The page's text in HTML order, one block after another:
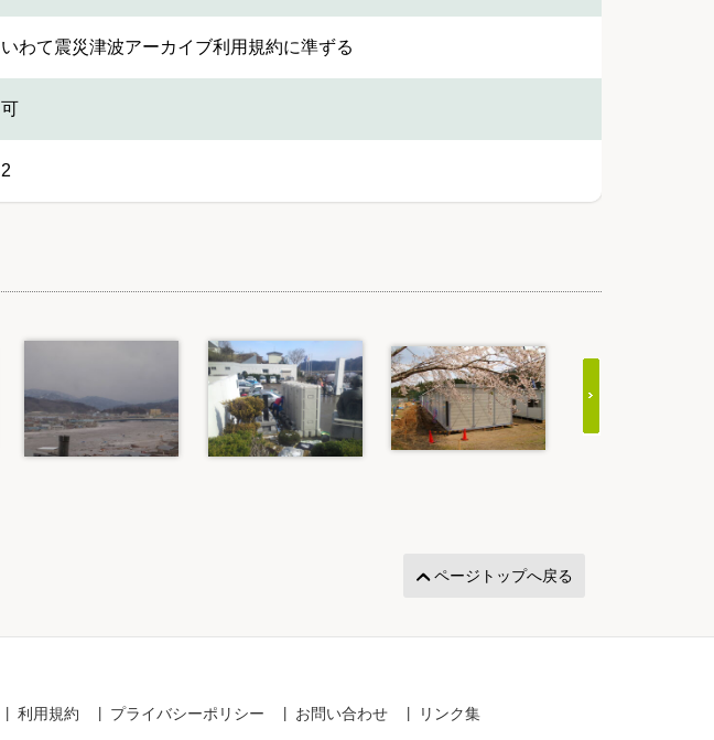
いわて震災津波アーカイブ利用規約に準ずる
可
2
ページトップへ戻る
利用規約 プライバシーポリシー お問い合わせ リンク集